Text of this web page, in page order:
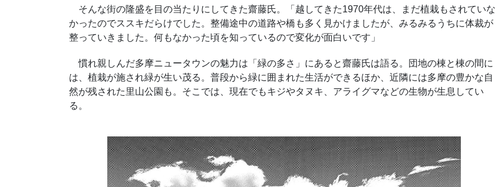
そんな街の隆盛を目の当たりにしてきた齋藤氏。「越してきた1970年代は、まだ植栽もされていな
かったのでススキだらけでした。整備途中の道路や橋も多く見かけましたが、みるみるうちに体裁が
整っていきました。何もなかった頃を知っているので変化が面白いです」
慣れ親しんだ多摩ニュータウンの魅力は「緑の多さ」にあると齋藤氏は語る。団地の棟と棟の間に
は、植栽が施され緑が生い茂る。普段から緑に囲まれた生活ができるほか、近隣には多摩の豊かな自
然が残された里山公園も。そこでは、現在でもキジやタヌキ、アライグマなどの生物が生息してい
る。